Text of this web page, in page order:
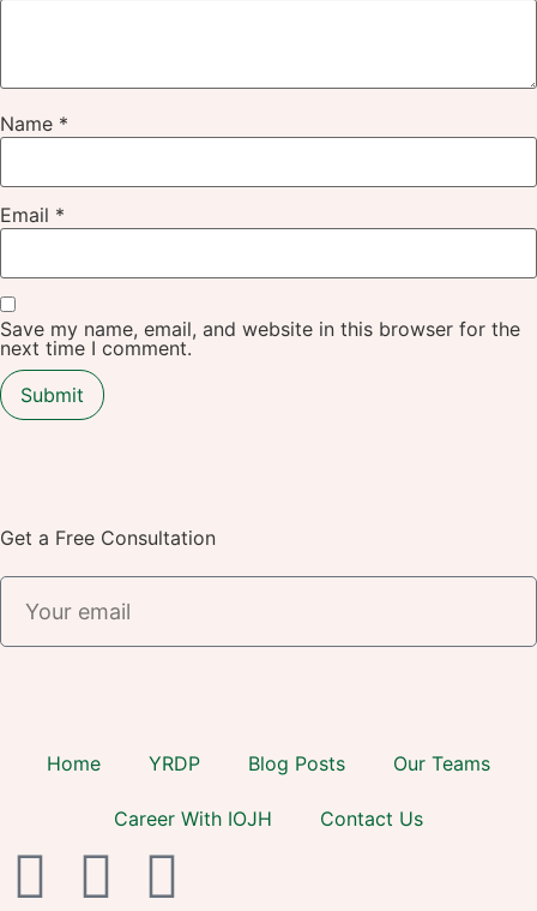
Name *
Email *
Save my name, email, and website in this browser for the
next time I comment.
Get a Free Consultation
Home YRDP Blog Posts Our Teams
Career With IOJH Contact Us